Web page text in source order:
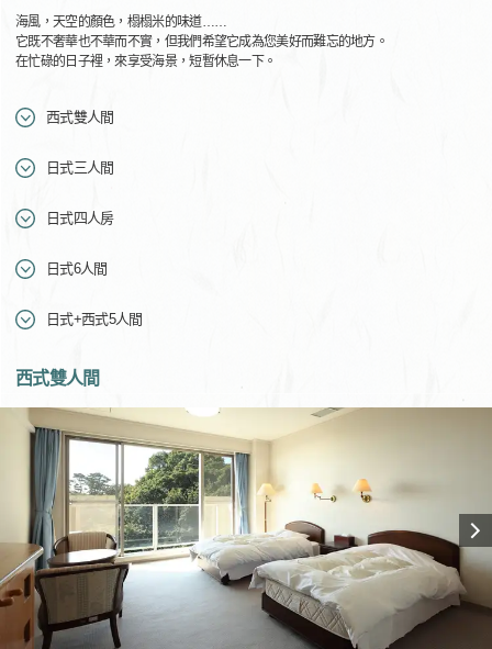
海風，天空的顏色，榻榻米的味道……
它既不奢華也不華而不實，但我們希望它成為您美好而難忘的地方。
在忙碌的日子裡，來享受海景，短暫休息一下。
西式雙人間
日式三人間
日式四人房
日式6人間
日式+西式5人間
西式雙人間